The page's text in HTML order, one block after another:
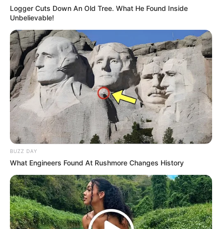
(foto: instagram/masaji_)
9. Gayanya yang simpel dan sederhana memiliki daya
tarik tersendiri
Logger Cuts Down An Old Tree. What He Found Inside
Unbelievable!
BUZZ DAY
What Engineers Found At Rushmore Changes History